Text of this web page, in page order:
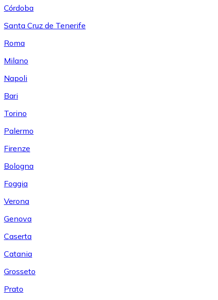
Córdoba
Santa Cruz de Tenerife
Roma
Milano
Napoli
Bari
Torino
Palermo
Firenze
Bologna
Foggia
Verona
Genova
Caserta
Catania
Grosseto
Prato